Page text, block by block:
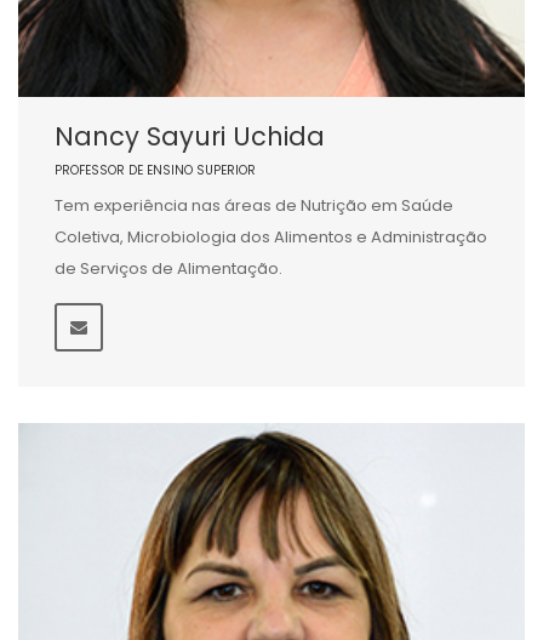
Nancy Sayuri Uchida
PROFESSOR DE ENSINO SUPERIOR
Tem experiência nas áreas de Nutrição em Saúde
Coletiva, Microbiologia dos Alimentos e Administração
de Serviços de Alimentação.